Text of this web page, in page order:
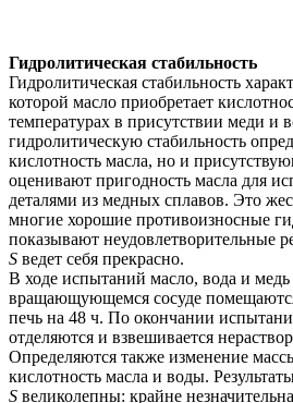
Гидролитическая стабильность
Гидролитическая стабильность
которой масло приобретает
температурах в присутствии меди
гидролитическую стабильность
кислотность масла, но и
оценивают пригодность масла для
деталями из медных сплавов. Это
многие хорошие противоизносные
показывают неудовлетворительные
S ведет себя прекрасно.
В ходе испытаний масло, вода и
вращающующемся сосуде
печь на 48 ч. По окончании
отделяются и взвешивается
Определяются также изменение
кислотность масла и воды.
S великолепны: крайне